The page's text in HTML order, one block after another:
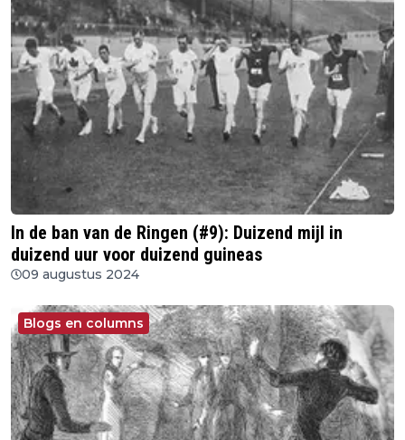
In de ban van de Ringen (#9): Duizend mijl in
duizend uur voor duizend guineas
09 augustus 2024
Blogs en columns